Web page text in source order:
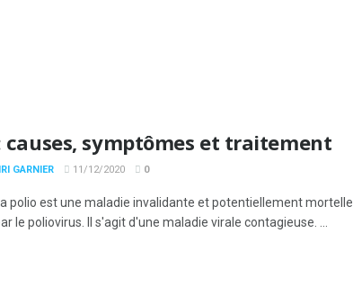
causes, symptômes et traitement
GARNIER 11/12/2020 0
polio est une maladie invalidante et potentiellement mortelle
le poliovirus. Il s'agit d'une maladie virale contagieuse. ...